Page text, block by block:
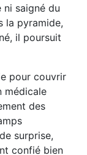
ni saigné du
la pyramide,
il poursuit
pour couvrir
médicale
des
surprise,
confié bien